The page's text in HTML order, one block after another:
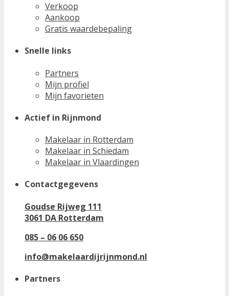
Verkoop
Aankoop
Gratis waardebepaling
Snelle links
Partners
Mijn profiel
Mijn favorieten
Actief in Rijnmond
Makelaar in Rotterdam
Makelaar in Schiedam
Makelaar in Vlaardingen
Contactgegevens
Goudse Rijweg 111
3061 DA Rotterdam
085 – 06 06 650
info@makelaardijrijnmond.nl
Partners